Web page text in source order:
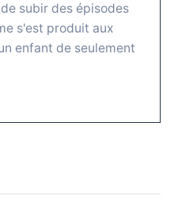
subir des épisodes
s'est produit aux
enfant de seulement